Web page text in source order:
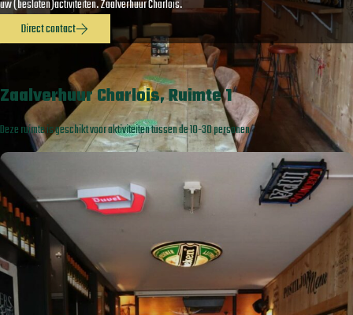
uw (besloten)activiteiten. Zaalverhuur Charlois.
Direct contact
Zaalverhuur Charlois, Ruimte 1
Deze ruimte is geschikt voor aktiviteiten tussen de 10-30 personen